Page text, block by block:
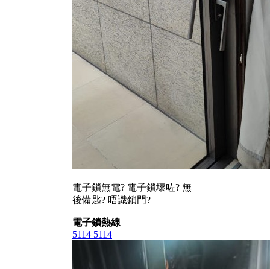
電子鎖無電? 電子鎖壞咗? 無
後備匙? 唔識鎖門?
電子鎖熱線
5114 5114